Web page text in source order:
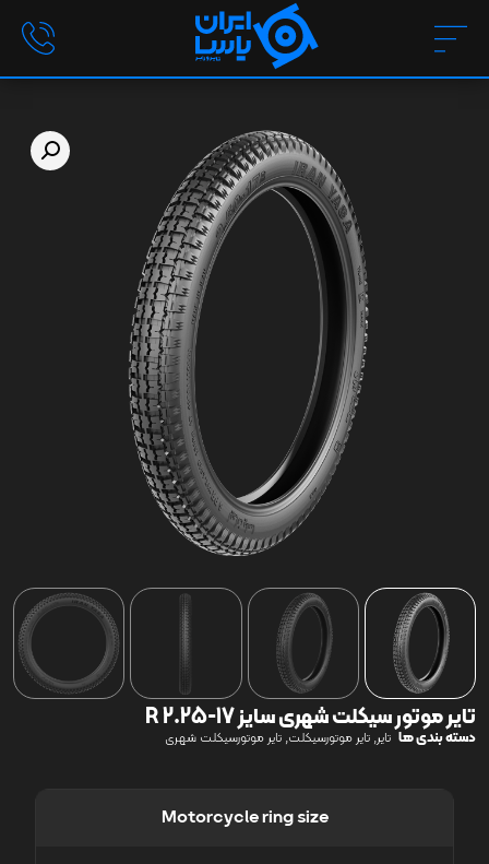
تایر موتور سیکلت شهری سایز 17-2.25 R
دسته بندی ها تایر, تایر موتورسیکلت, تایر موتورسیکلت شهری
Motorcycle ring size